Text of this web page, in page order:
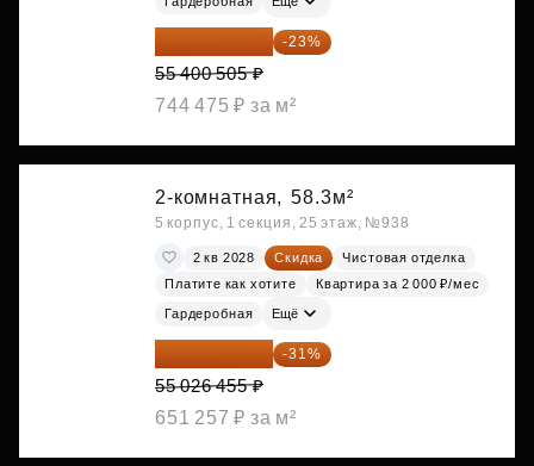
42 658 389 ₽ -23%
55 400 505 ₽
744 475 ₽ за м²
2-комнатная, 58.3м²
5 корпус, 1 секция, 25 этаж, №938
2 кв 2028 Скидка
Чистовая отделка
Платите как хотите
Квартира за 2 000 ₽/мес
Гардеробная Ещё
37 968 254 ₽ -31%
55 026 455 ₽
651 257 ₽ за м²